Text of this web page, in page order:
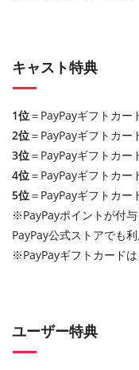
キャスト特典
1位＝PayPayギフトカ
2位＝PayPayギフトカ
3位＝PayPayギフトカ
4位＝PayPayギフトカ
5位＝PayPayギフトカ
※PayPayポイントが付与
PayPay公式ストアでも利
※PayPayギフトカード
ユーザー特典